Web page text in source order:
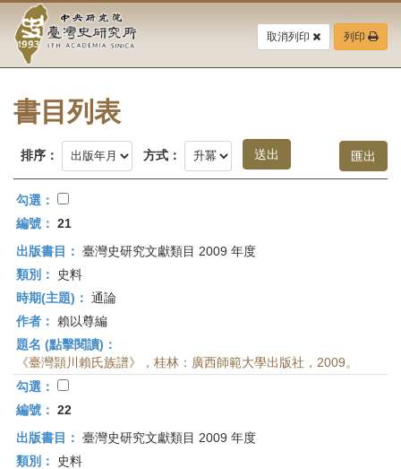
要
中
央
研
究
院-
臺
灣
史
研
究
所-
首
頁
取消列印 列印
書目列表
排序： 方式：
勾選：
編號： 21
出版書目： 臺灣史研究文獻類目 2009 年度
類別：
史料
時期(主題)： 通論
作者：
賴以尊編
題名 (點擊閱讀)：
《臺灣頴川賴氏族譜》，桂林：廣西師範大學出版社，2009。
勾選：
編號： 22
出版書目： 臺灣史研究文獻類目 2009 年度
類別：
史料